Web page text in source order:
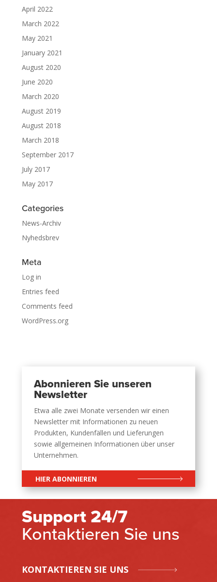
April 2022
March 2022
May 2021
January 2021
August 2020
June 2020
March 2020
August 2019
August 2018
March 2018
September 2017
July 2017
May 2017
Categories
News-Archiv
Nyhedsbrev
Meta
Log in
Entries feed
Comments feed
WordPress.org
Abonnieren Sie unseren
Newsletter
Etwa alle zwei Monate versenden wir einen
Newsletter mit Informationen zu neuen
Produkten, Kundenfällen und Lieferungen
sowie allgemeinen Informationen über unser
Unternehmen.
HIER ABONNIEREN
Support 24/7
Kontaktieren Sie uns
KONTAKTIEREN SIE UNS